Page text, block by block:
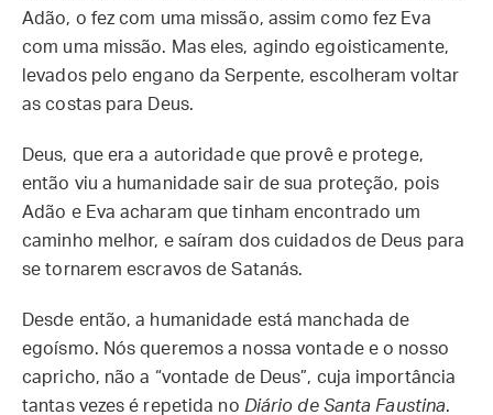
Adão, o fez com uma missão, assim como fez Eva
com uma missão. Mas eles, agindo egoisticamente,
levados pelo engano da Serpente, escolheram voltar
as costas para Deus.
Deus, que era a autoridade que provê e protege,
então viu a humanidade sair de sua proteção, pois
Adão e Eva acharam que tinham encontrado um
caminho melhor, e saíram dos cuidados de Deus para
se tornarem escravos de Satanás.
Desde então, a humanidade está manchada de
egoísmo. Nós queremos a nossa vontade e o nosso
capricho, não a “vontade de Deus”, cuja importância
tantas vezes é repetida no Diário de Santa Faustina.